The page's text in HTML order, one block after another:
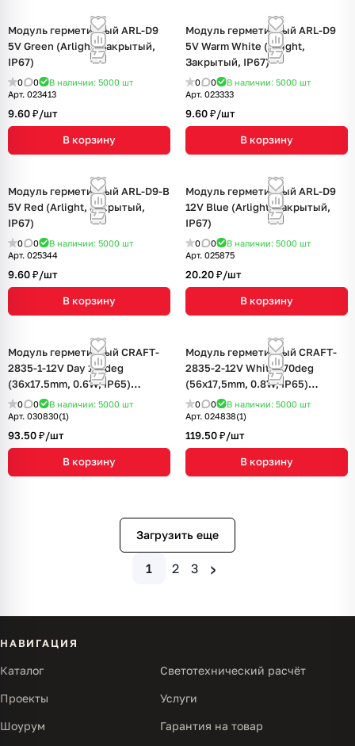
Модуль герметичный ARL-D9
5V Green (Arlight, Закрытый,
IP67)
0 0 В наличии: 5000 шт
Арт. 023413
9.60 ₽/шт
В корзину
Модуль герметичный ARL-D9
5V Warm White (Arlight,
Закрытый, IP67)
0 0 В наличии: 5000 шт
Арт. 023333
9.60 ₽/шт
В корзину
Модуль герметичный ARL-D9-B
5V Red (Arlight, Закрытый,
IP67)
0 0 В наличии: 5000 шт
Арт. 025344
9.60 ₽/шт
В корзину
Модуль герметичный ARL-D9
12V Blue (Arlight, Закрытый,
IP67)
0 0 В наличии: 5000 шт
Арт. 025875
20.20 ₽/шт
В корзину
Модуль герметичный CRAFT-
2835-1-12V Day 170deg
(36x17.5mm, 0.6W, IP65)
(Arlight, Закрытый)
0 0 В наличии: 5000 шт
Арт. 030830(1)
93.50 ₽/шт
В корзину
Модуль герметичный CRAFT-
2835-2-12V White 170deg
(56х17,5mm, 0.8W, IP65)
(Arlight, Закрытый)
0 0 В наличии: 5000 шт
Арт. 024838(1)
119.50 ₽/шт
В корзину
Загрузить еще
1 2 3 ›
НАВИГАЦИЯ
Каталог Светотехнический расчёт
Проекты Услуги
Шоурум Гарантия на товар